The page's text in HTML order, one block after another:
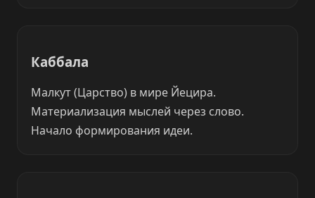
Каббала
Малкут (Царство) в мире Йецира.
Материализация мыслей через слово.
Начало формирования идеи.